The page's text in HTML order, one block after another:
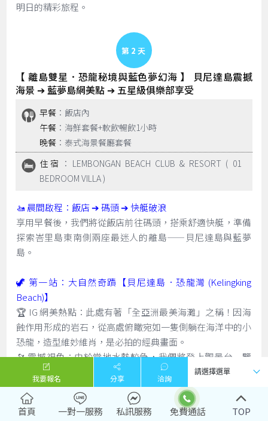
我要報名 分享 洽詢
明日的精彩旅程。
Day 2
【 離島雙星．恐龍秘境與藍色夢幻海 】 貝尼達島震撼
海景 ➔ 藍夢島網美點 ➔ 五星級俱樂部享受
早餐 ：飯店內
午餐 ：海鮮套餐+軟飲暢飲1小時
晚餐 ：泰式海景餐廳套餐
住宿 ：LEMBONGAN BEACH CLUB & RESORT ( 01
BEDROOM VILLA )
🚤 晨間啟程：飯店 ➔ 碼頭 ➔ 快艇破浪
享用早餐後，我們將從飯店前往碼頭，搭乘舒適快艇，準備
探索峇里島東南側兩座最迷人的離島——貝尼達島與藍夢
島。
🦖 第一站：大自然奇蹟【貝尼達島．恐龍灣 (Kelingking
Beach)】
🏆 IG 網美熱點：此處有著「全亞洲最美海灘」之稱！因海
蝕作用形成的岩石，從高處俯瞰宛如一隻側躺在海洋中的小
恐龍，造型維妙維肖，是必拍的經典畫面。
🔭 震撼視角：由於當地水勢較急，我們將登上觀景台一覽
壯麗景色。感受這座無污染純淨島嶼的原始魅力，絕對讓您
大呼過癮！
🌴 第二站：下午前往【藍夢島 Lembongan Island】
首頁 一對一服務 私訊服務 免費通話 TOP